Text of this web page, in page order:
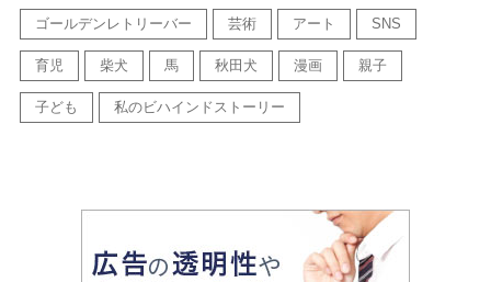
ゴールデンレトリーバー 芸術 アート SNS
育児 柴犬 馬 秋田犬 漫画 親子
子ども 私のビハインドストーリー